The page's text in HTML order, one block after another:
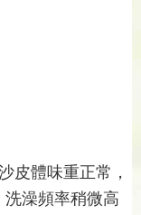
皮體味重正常，
澡頻率稍微高